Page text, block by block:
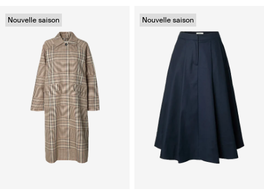
Nouvelle saison Nouvelle saison